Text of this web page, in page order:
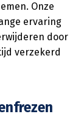
Onze
ervaring
door
verzekerd